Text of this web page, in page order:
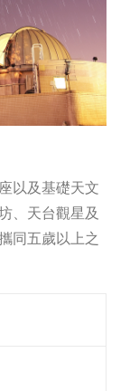
以及基礎天文
、天台觀星及
同五歲以上之